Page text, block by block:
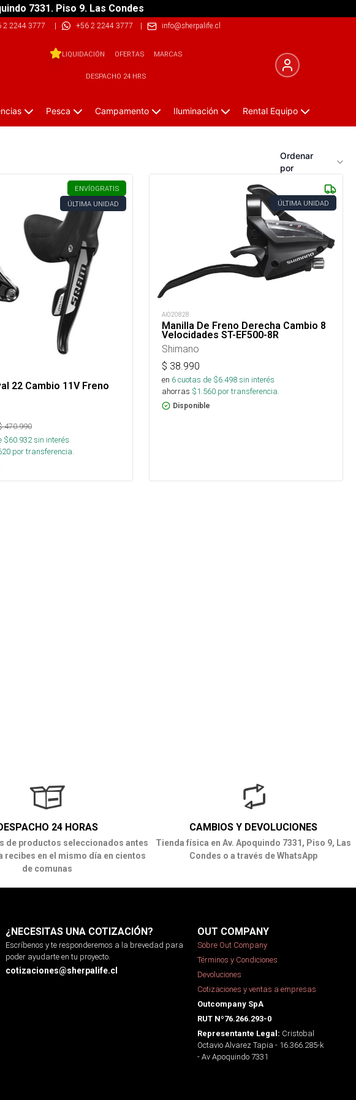
7331. Piso 9. Las Condes
2 2244 3777 | +56 2 2244 3777 | info@sherpalife.cl
LIQUIDACIÓN OFERTAS MARCAS
DESPACHO 24 HRS
Pesca Campamento Iluminación Rental Equipo
Ordenar
por
ENVÍOGRATIS
ÚLTIMA UNIDAD
22 Cambio 11V Freno
470.990
$60.932sin interés
por transferencia.
ÚLTIMA UNIDAD
AI020828
Manilla De Freno Derecha Cambio 8
Velocidades ST-EF500-8R
Shimano
$ 38.990
en 6cuotas de $6.498sin interés
ahorras $1.560 por transferencia.
Disponible
24 HORAS
de productos seleccionados antes
recibes en el mismo día en cientos
de comunas
CAMBIOS Y DEVOLUCIONES
Tienda física en Av. Apoquindo 7331, Piso 9, Las
Condes o a través de WhatsApp
¿NECESITAS UNA COTIZACIÓN?
Escríbenos y te responderemos a la brevedad para
poder ayudarte en tu proyecto.
cotizaciones@sherpalife.cl
OUT COMPANY
Sobre Out Company
Términos y Condiciones
Devoluciones
Cotizaciones y ventas a empresas
Outcompany SpA
RUT Nº76.266.293-0
Representante Legal: Cristobal
Octavio Alvarez Tapia - 16.366.285-k
- Av Apoquindo 7331